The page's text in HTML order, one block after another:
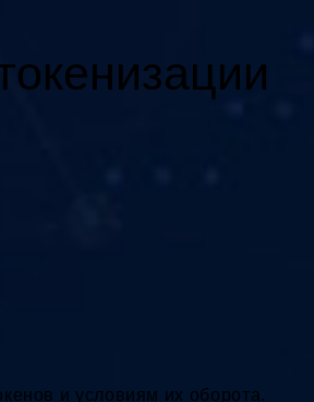
и условиям их оборота.